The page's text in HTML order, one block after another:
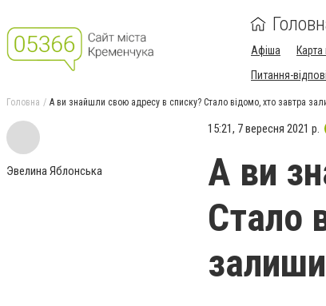
Афіша Карта
Питання-
Головна А ви знайшли свою адресу в списку? Стало відомо, хто завтра
Эвелина Яблонська
15:21, 7 вересня 2021 р.
А ви
Стало